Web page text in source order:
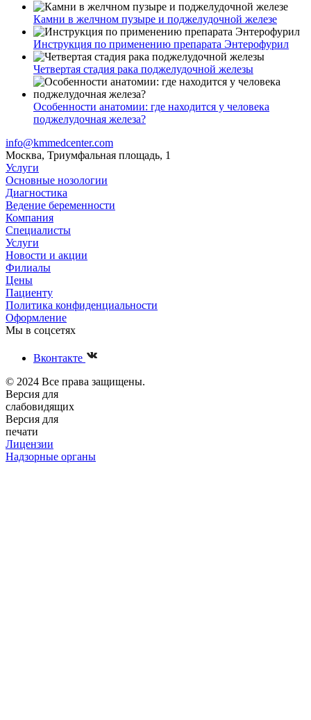
Камни в желчном пузыре и поджелудочной железе
Инструкция по применению препарата Энтерофурил
Четвертая стадия рака поджелудочной железы
Особенности анатомии: где находится у человека
поджелудочная железа?
info@kmmedcenter.com
Москва, Триумфальная площадь, 1
Услуги
Основные нозологии
Диагностика
Ведение беременности
Компания
Специалисты
Услуги
Новости и акции
Филиалы
Цены
Пациенту
Политика конфиденциальности
Оформление
Мы в соцсетях
Вконтакте
© 2024 Все права защищены.
Версия для
слабовидящих
Версия для
печати
Лицензии
Надзорные органы